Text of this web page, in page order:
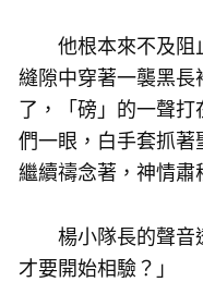
他根本來不及阻
縫隙中穿著一襲黑
了，「磅」的一聲
們一眼，白手套抓
繼續禱念著，神情肅
楊小隊長的聲音
才要開始相驗？」